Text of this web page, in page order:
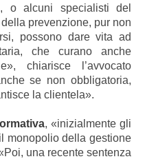
o alcuni specialisti del
prevenzione, pur non
possono dare vita ad
che curano anche
chiarisce l’avvocato
se non obbligatoria,
la clientela».
, «inizialmente gli
monopolio della gestione
una recente sentenza